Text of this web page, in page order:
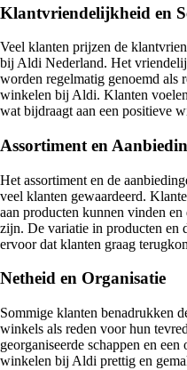
Klantvriendelijkheid en
Veel klanten prijzen de
bij Aldi Nederland. Het
worden regelmatig genoemd als
winkelen bij Aldi. Klanten
wat bijdraagt aan een positieve
Assortiment en
Het assortiment en de
veel klanten gewaardeerd.
aan producten kunnen vinden
zijn. De variatie in producten en
ervoor dat klanten graag
Netheid en Organisatie
Sommige klanten benadrukken
winkels als reden voor hun
georganiseerde schappen en
winkelen bij Aldi prettig en